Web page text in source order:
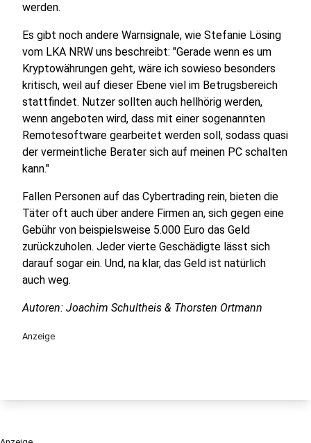
werden.
Es gibt noch andere Warnsignale, wie Stefanie Lösing
vom LKA NRW uns beschreibt: "Gerade wenn es um
Kryptowährungen geht, wäre ich sowieso besonders
kritisch, weil auf dieser Ebene viel im Betrugsbereich
stattfindet. Nutzer sollten auch hellhörig werden,
wenn angeboten wird, dass mit einer sogenannten
Remotesoftware gearbeitet werden soll, sodass quasi
der vermeintliche Berater sich auf meinen PC schalten
kann."
Fallen Personen auf das Cybertrading rein, bieten die
Täter oft auch über andere Firmen an, sich gegen eine
Gebühr von beispielsweise 5.000 Euro das Geld
zurückzuholen. Jeder vierte Geschädigte lässt sich
darauf sogar ein. Und, na klar, das Geld ist natürlich
auch weg.
Autoren: Joachim Schultheis & Thorsten Ortmann
Anzeige